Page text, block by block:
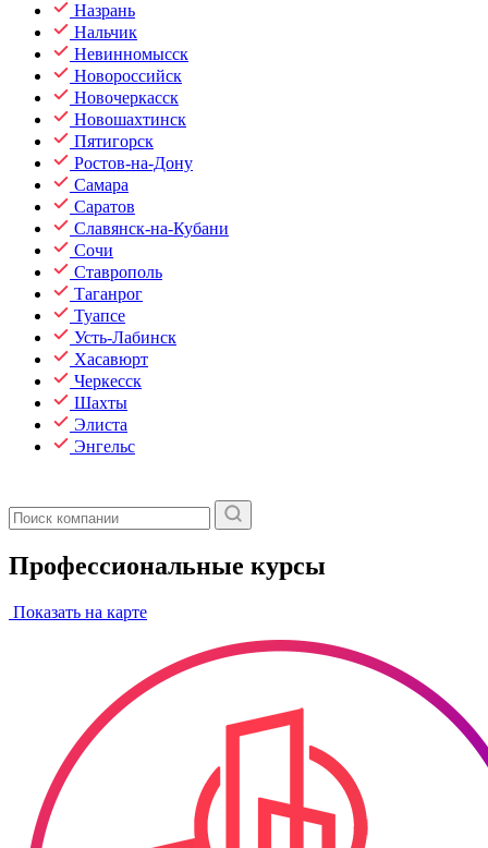
Назрань
Нальчик
Невинномысск
Новороссийск
Новочеркасск
Новошахтинск
Пятигорск
Ростов-на-Дону
Самара
Саратов
Славянск-на-Кубани
Сочи
Ставрополь
Таганрог
Туапсе
Усть-Лабинск
Хасавюрт
Черкесск
Шахты
Элиста
Энгельс
Профессиональные курсы
Показать на карте